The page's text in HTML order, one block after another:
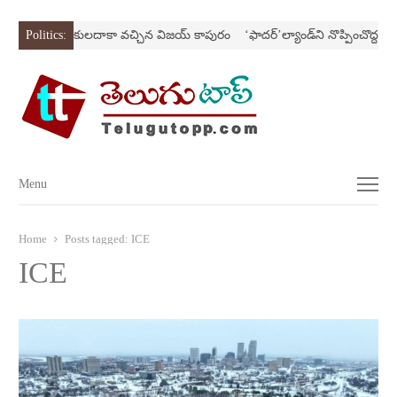
Politics:
విడాకులదాకా వచ్చిన విజయ్‌ కాపురం ‘ఫాదర్‌’ల్యాండ్‌ని నొప్పించొద్దనా?
Menu
Menu
Home Posts tagged: ICE
ICE